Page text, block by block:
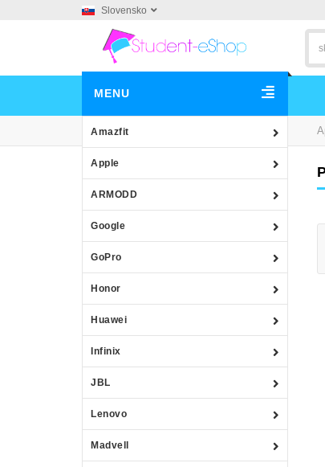
Slovensko
MENU
Amazfit
Apple
ARMODD
Google
GoPro
Honor
Huawei
Infinix
JBL
Lenovo
Madvell